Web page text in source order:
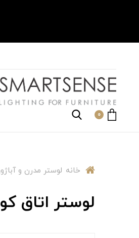
0
خانه لوستر مدرن و
لوستر اتاق